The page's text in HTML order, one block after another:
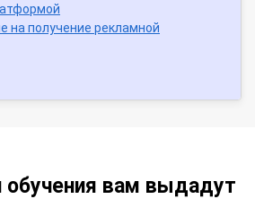
на получение рекламной
обучения вам выдадут